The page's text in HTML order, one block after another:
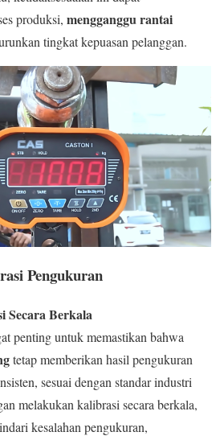
produksi, mengganggu rantai
tingkat kepuasan pelanggan.
Pengukuran
Secara Berkala
penting untuk memastikan bahwa
tetap memberikan hasil pengukuran
sesuai dengan standar industri
melakukan kalibrasi secara berkala,
kesalahan pengukuran,